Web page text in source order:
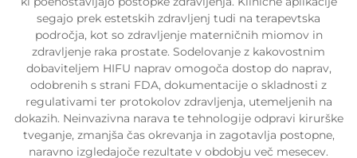
segajo prek estetskih zdravljenj tudi na terapevtska
področja, kot so zdravljenje materničnih miomov in
zdravljenje raka prostate. Sodelovanje z kakovostnim
dobaviteljem HIFU naprav omogoča dostop do naprav,
odobrenih s strani FDA, dokumentacije o skladnosti z
regulativami ter protokolov zdravljenja, utemeljenih na
dokazih. Neinvazivna narava te tehnologije odpravi kirurške
tveganje, zmanjša čas okrevanja in zagotavlja postopne,
naravno izgledajoče rezultate v obdobju več mesecev.